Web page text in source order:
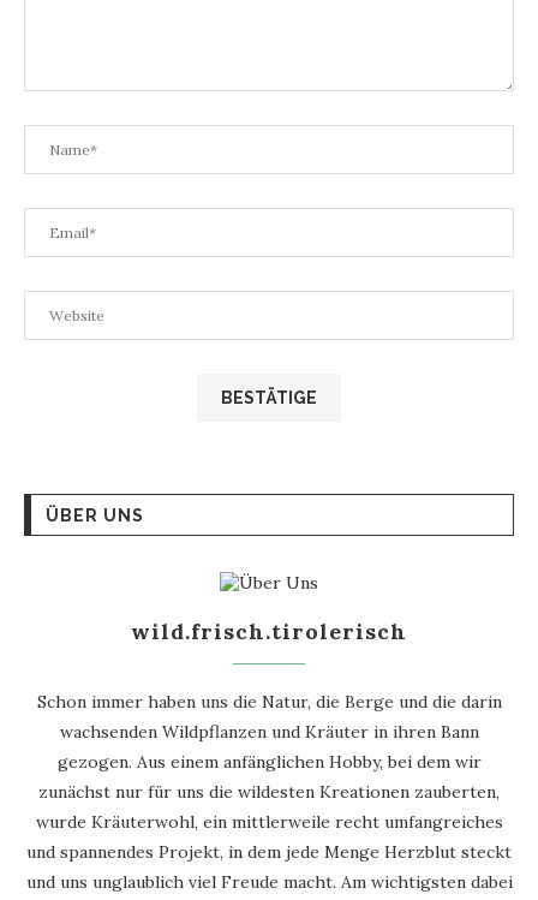
ÜBER UNS
wild.frisch.tirolerisch
Schon immer haben uns die Natur, die Berge und die darin
wachsenden Wildpflanzen und Kräuter in ihren Bann
gezogen. Aus einem anfänglichen Hobby, bei dem wir
zunächst nur für uns die wildesten Kreationen zauberten,
wurde Kräuterwohl, ein mittlerweile recht umfangreiches
und spannendes Projekt, in dem jede Menge Herzblut steckt
und uns unglaublich viel Freude macht. Am wichtigsten dabei